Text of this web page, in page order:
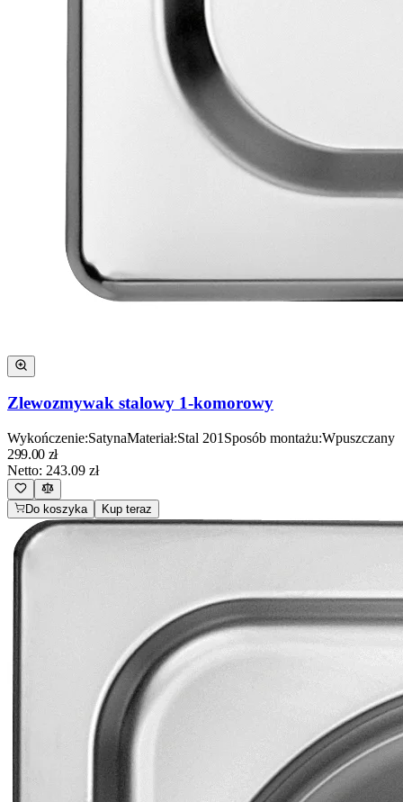
Zlewozmywak stalowy 1-komorowy
Wykończenie:SatynaMateriał:Stal 201 Sposób montażu:Wpuszczany
299.00 zł
Netto: 243.09 zł
Do koszyka Kup teraz